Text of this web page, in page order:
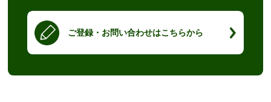
ご登録・お問い合わせはこちらから